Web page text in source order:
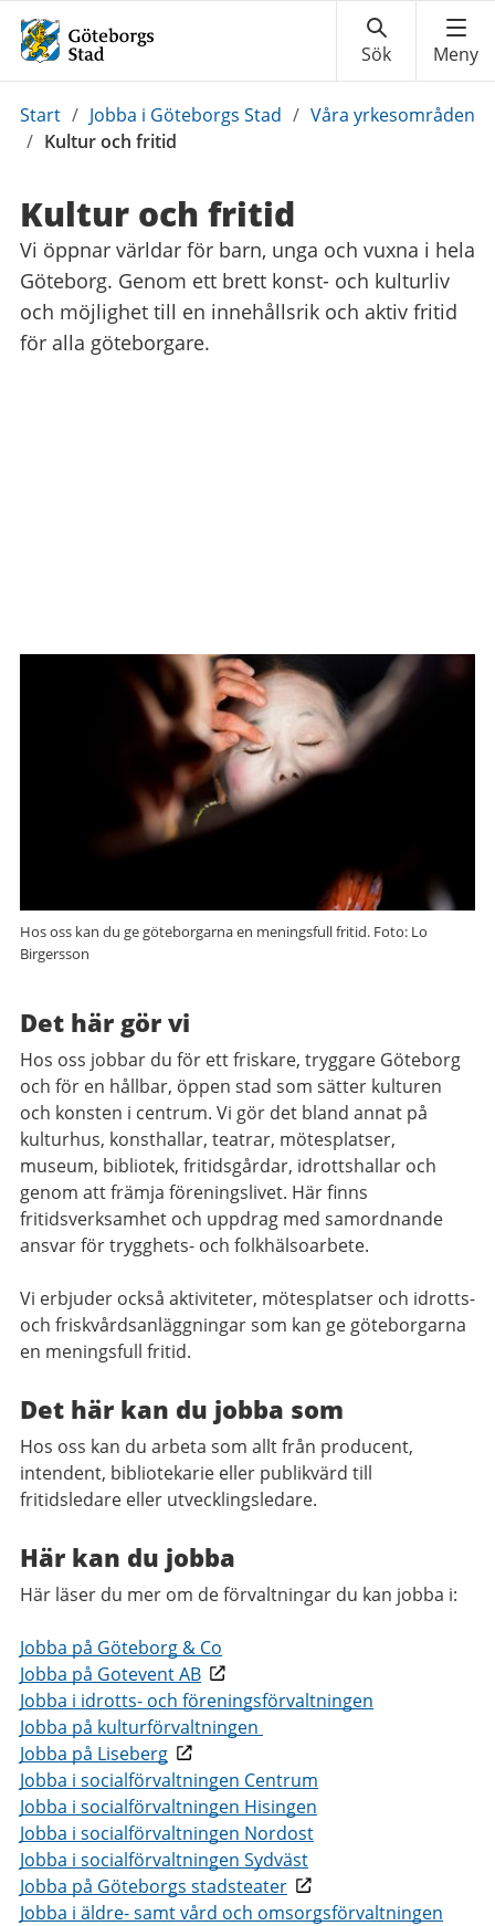
Du
är
Start / Jobba i Göteborgs Stad / Våra yrkesområden
/ Kultur och fritid
Kultur och fritid
Vi öppnar världar för barn, unga och vuxna i hela
Göteborg. Genom ett brett konst- och kulturliv
och möjlighet till en innehållsrik och aktiv fritid
för alla göteborgare.
Hos oss kan du ge göteborgarna en meningsfull fritid. Foto: Lo
Birgersson
Det här gör vi
Hos oss jobbar du för ett friskare, tryggare Göteborg
och för en hållbar, öppen stad som sätter kulturen
och konsten i centrum. Vi gör det bland annat på
kulturhus, konsthallar, teatrar, mötesplatser,
museum, bibliotek, fritidsgårdar, idrottshallar och
genom att främja föreningslivet. Här finns
fritidsverksamhet och uppdrag med samordnande
ansvar för trygghets- och folkhälsoarbete.
Vi erbjuder också aktiviteter, mötesplatser och idrotts-
och friskvårdsanläggningar som kan ge göteborgarna
en meningsfull fritid.
Det här kan du jobba som
Hos oss kan du arbeta som allt från producent,
intendent, bibliotekarie eller publikvärd till
fritidsledare eller utvecklingsledare.
Här kan du jobba
Här läser du mer om de förvaltningar du kan jobba i:
Jobba på Göteborg & Co
Jobba på Gotevent AB
Jobba i idrotts- och föreningsförvaltningen
Jobba på kulturförvaltningen
Jobba på Liseberg
Jobba i socialförvaltningen Centrum
Jobba i socialförvaltningen Hisingen
Jobba i socialförvaltningen Nordost
Jobba i socialförvaltningen Sydväst
Jobba på Göteborgs stadsteater
Jobba i äldre- samt vård och omsorgsförvaltningen